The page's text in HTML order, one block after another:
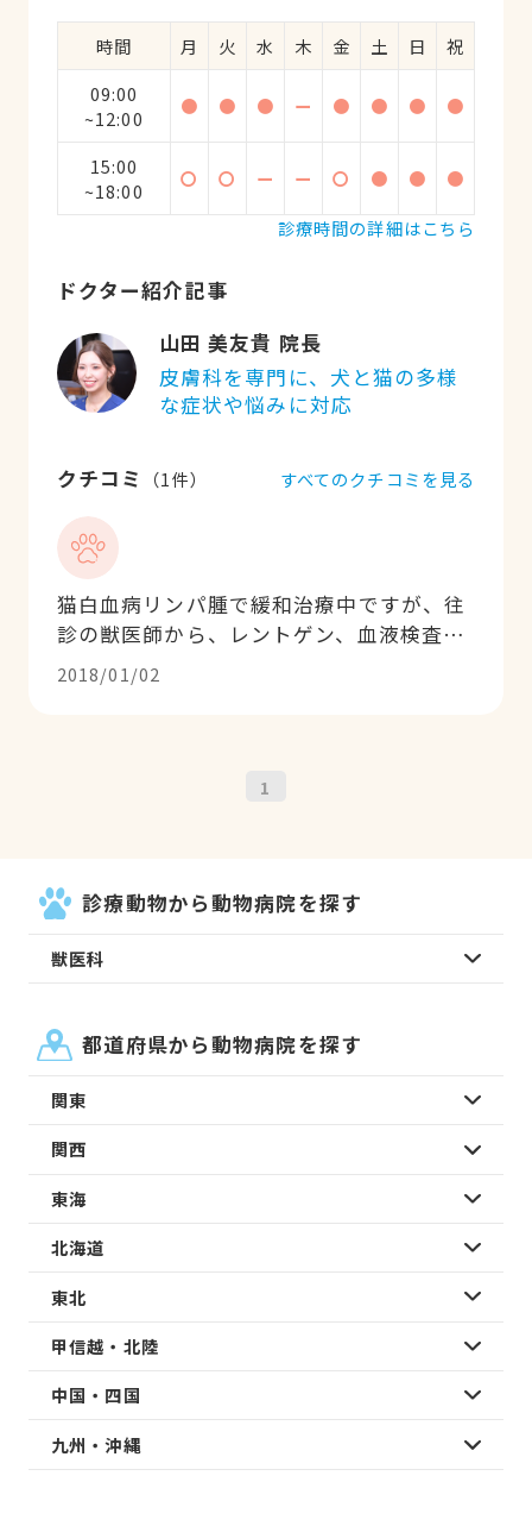
時間 月 火 水 木 金 土 日
祝
09:00
~12:00
● ● ● ー ● ● ● ●
15:00
~18:00
〇 〇 ー ー 〇 ● ●
●
診療時間の詳細はこちら
ドクター紹介記事
山田 美友貴 院長
皮膚科を専門に、犬と猫の多様
な症状や悩みに対応
クチコミ （1件）
猫白血病リンパ腫で緩和治療中ですが、往
診の獣医師から、レントゲン、血液検査を
してくるよう言われ、こちらに電話した。
以前猫、フェレットを診ていただいたので
ので、今回の検査を依頼した。説明もわか
して頂きたいと考えています。
2018/01/02
すべてのクチコミを見る
1
診療動物から動物病院を探す
獣医科
都道府県から動物病院を探す
関東
関西
東海
北海道
東北
甲信越・北陸
中国・四国
九州・沖縄